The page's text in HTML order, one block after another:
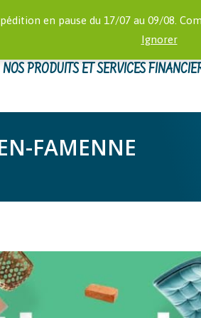
en pause du 17/07 au 09/08.
Ignorer
:
NOS PRODUITS ET SERVICES
FAMENNE